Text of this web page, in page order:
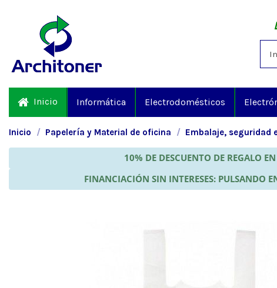
Inicio Informática Electrodomésticos
Inicio Papelería y Material de oficina Embalaje, seguridad
10% DE DESCUENTO DE REGALO
FINANCIACIÓN SIN INTERESES: PULSANDO